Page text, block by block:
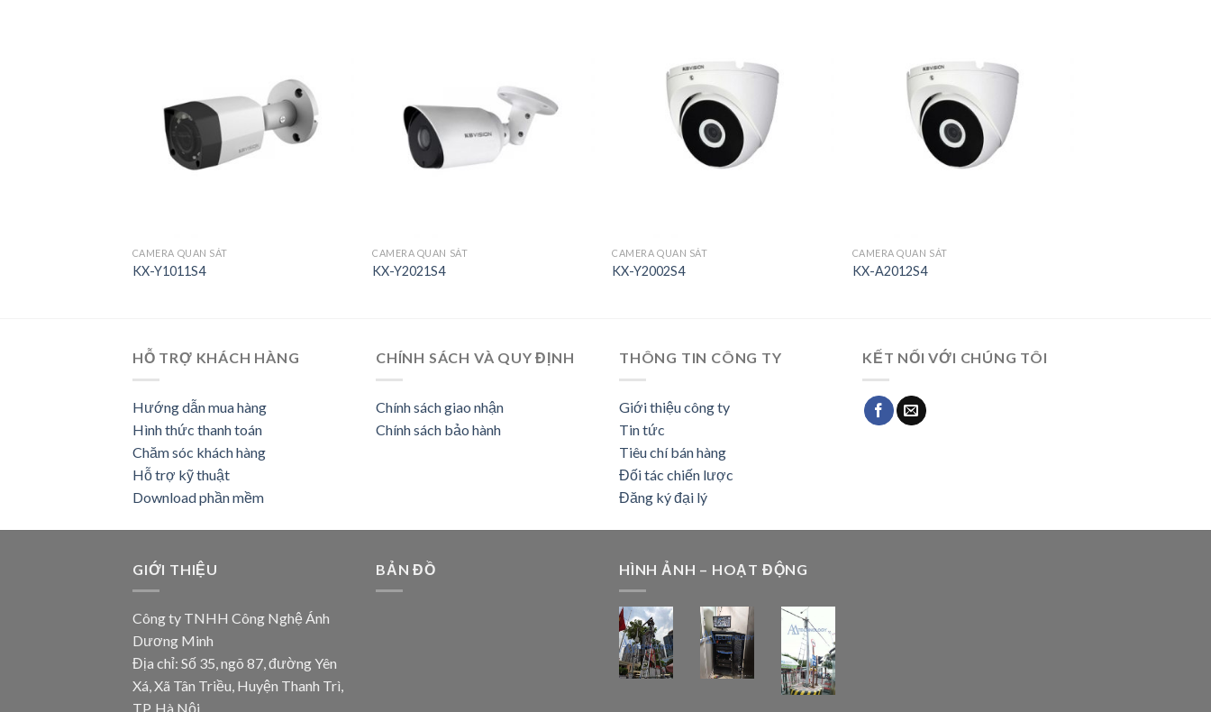
CAMERA QUAN SÁT
KX-Y1011S4
CAMERA QUAN SÁT
KX-Y2021S4
CAMERA QUAN SÁT
KX-Y2002S4
CAMERA QUAN SÁT
KX-A2012S4
HỖ TRỢ KHÁCH HÀNG
Hướng dẫn mua hàng
Hình thức thanh toán
Chăm sóc khách hàng
Hỗ trợ kỹ thuật
Download phần mềm
CHÍNH SÁCH VÀ QUY ĐỊNH
Chính sách giao nhận
Chính sách bảo hành
THÔNG TIN CÔNG TY
Giới thiệu công ty
Tin tức
Tiêu chí bán hàng
Đối tác chiến lược
Đăng ký đại lý
KẾT NỐI VỚI CHÚNG TÔI
GIỚI THIỆU
Công ty TNHH Công Nghệ Ánh
Dương Minh
Địa chỉ: Số 35, ngõ 87, đường Yên
Xá, Xã Tân Triều, Huyện Thanh Trì,
TP. Hà Nội
BẢN ĐỒ HÌNH ẢNH – HOẠT ĐỘNG